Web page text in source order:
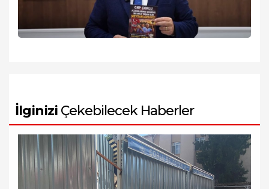
İlginizi Çekebilecek Haberler